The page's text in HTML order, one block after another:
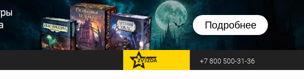
Подробнее
перейти на Zvezda +7 800 500-31-36